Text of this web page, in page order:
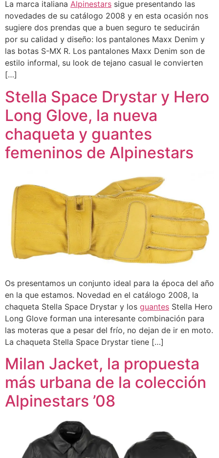
La marca italiana Alpinestars sigue presentando las
novedades de su catálogo 2008 y en esta ocasión nos
sugiere dos prendas que a buen seguro te seducirán
por su calidad y diseño: los pantalones Maxx Denim y
las botas S-MX R. Los pantalones Maxx Denim son de
estilo informal, su look de tejano casual le convierten
[…]
Stella Space Drystar y Hero
Long Glove, la nueva
chaqueta y guantes
femeninos de Alpinestars
Os presentamos un conjunto ideal para la época del año
en la que estamos. Novedad en el catálogo 2008, la
chaqueta Stella Space Drystar y los guantes Stella Hero
Long Glove forman una interesante combinación para
las moteras que a pesar del frío, no dejan de ir en moto.
La chaqueta Stella Space Drystar tiene […]
Milan Jacket, la propuesta
más urbana de la colección
Alpinestars ’08